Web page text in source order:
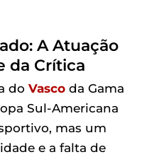
A Atuação
da Crítica
do Vasco da Gama
Sul-Americana
mas um
e a falta de